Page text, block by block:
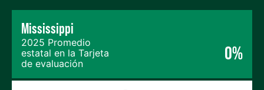
Mississippi
2025 Promedio
estatal en la Tarjeta
de evaluación
0%